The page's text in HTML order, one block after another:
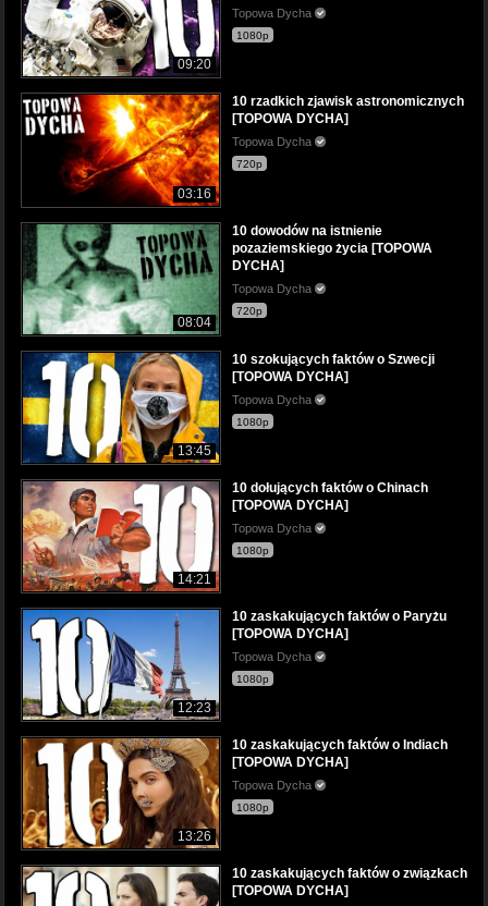
09:20
Topowa Dycha
1080p
03:16
10 rzadkich zjawisk astronomicznych
[TOPOWA DYCHA]
Topowa Dycha
720p
08:04
10 dowodów na istnienie
pozaziemskiego życia [TOPOWA
DYCHA]
Topowa Dycha
720p
13:45
10 szokujących faktów o Szwecji
[TOPOWA DYCHA]
Topowa Dycha
1080p
14:21
10 dołujących faktów o Chinach
[TOPOWA DYCHA]
Topowa Dycha
1080p
12:23
10 zaskakujących faktów o Paryżu
[TOPOWA DYCHA]
Topowa Dycha
1080p
13:26
10 zaskakujących faktów o Indiach
[TOPOWA DYCHA]
Topowa Dycha
1080p
10 zaskakujących faktów o związkach
[TOPOWA DYCHA]